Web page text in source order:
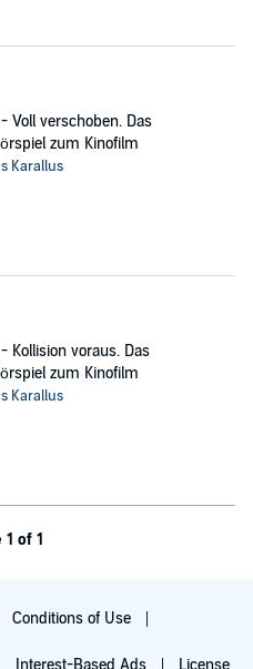
Voll verschoben. Das
zum Kinofilm
Karallus
Kollision voraus. Das
zum Kinofilm
Karallus
1 of 1
Conditions of Use
Interest-Based Ads License